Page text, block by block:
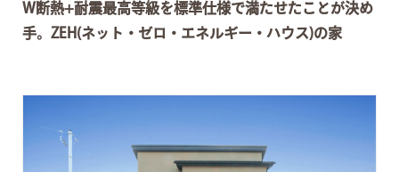
W断熱+耐震最高等級を標準仕様で満たせたことが決め
手。ZEH(ネット・ゼロ・エネルギー・ハウス)の家